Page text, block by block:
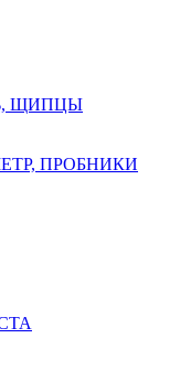
ЩИПЦЫ
ПРОБНИКИ